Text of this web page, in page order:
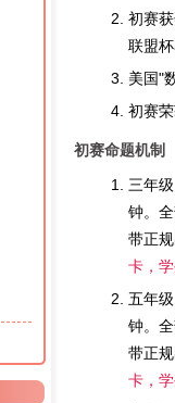
初赛
联盟
美国"
初赛
初赛命题机制
三年
钟。
带正
卡，
五年
钟。
带正
卡，